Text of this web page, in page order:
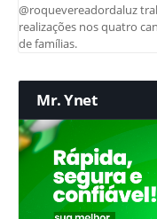
@roquevereadordaluz
realizações nos quatro
de famílias.
Mr. Ynet